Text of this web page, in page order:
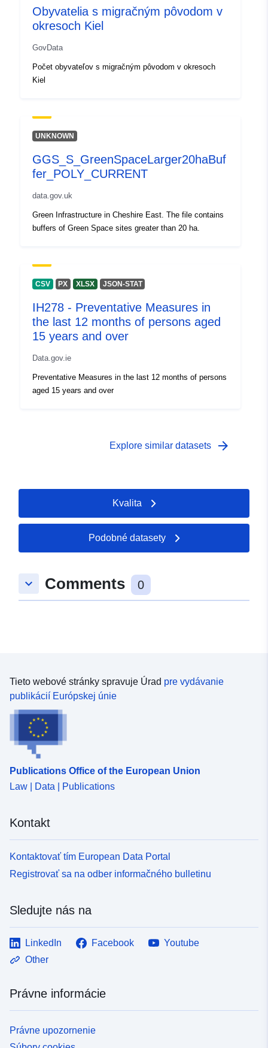
pokrytie:
4.48, 50.92 ], [ 4.48, 50.76 ], [
Identifikátory:
4be8923f-213f-4305-8216-
uriRef:
Prístupové práva: public
Časová
Časové pokrytie:
24 June 2013
Obyvatelia s migračným pôvodom v
okresoch Kiel
GovData
Počet obyvateľov s migračným pôvodom v okresoch
Kiel
UNKNOWN
GGS_S_GreenSpaceLarger20haBuf
fer_POLY_CURRENT
data.gov.uk
Green Infrastructure in Cheshire East. The file contains
buffers of Green Space sites greater than 20 ha.
CSV PX XLSX JSON-STAT
IH278 - Preventative Measures in
the last 12 months of persons aged
15 years and over
Data.gov.ie
Preventative Measures in the last 12 months of persons
aged 15 years and over
Explore similar datasets arrow_forward
Kvalita
Podobné datasety
keyboard_arrow_down Comments 0
Tieto webové stránky spravuje Úrad pre vydávanie
publikácií Európskej únie
Publications Office of the European Union
Law | Data | Publications
Kontakt
Kontaktovať tím European Data Portal
Registrovať sa na odber informačného bulletinu
Sledujte nás na
LinkedIn Facebook
Youtube
Other
Právne informácie
Právne upozornenie